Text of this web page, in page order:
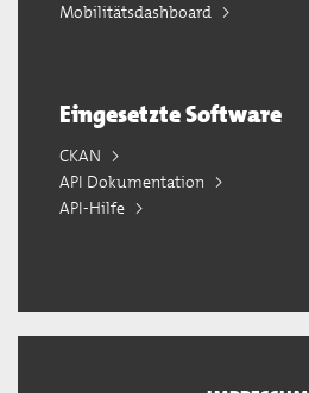
Mobilitätsdashboard
Eingesetzte Software
CKAN
API Dokumentation
API-Hilfe